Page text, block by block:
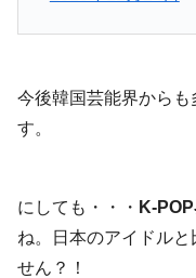
今後韓国芸能界からも
す。
にしても・・・ K-
ね。日本のアイドル
せん？！